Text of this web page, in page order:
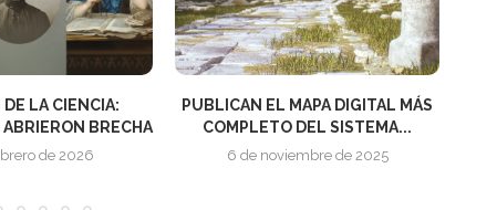
CIENCIA:
BRECHA
2026
PUBLICAN EL MAPA DIGITAL MÁS
COMPLETO DEL SISTEMA...
6 de noviembre de 2025